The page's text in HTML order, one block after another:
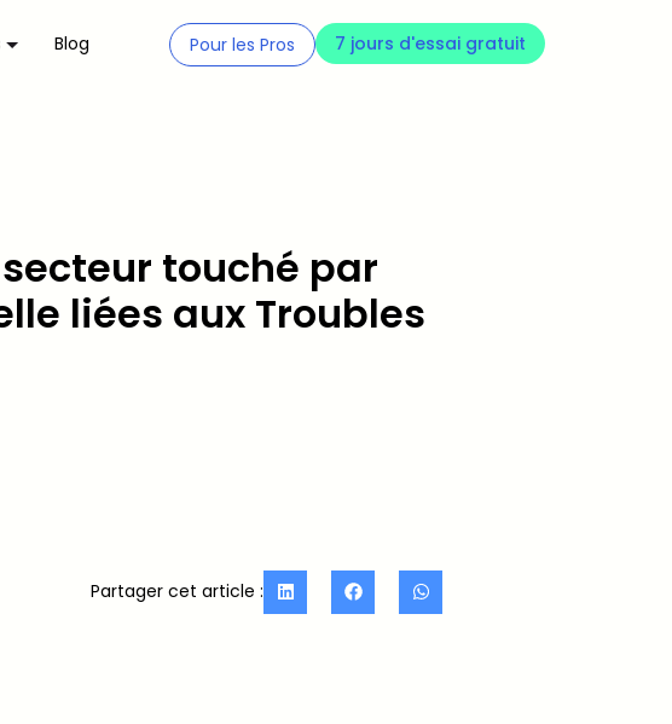
Blog Pour les Pros 7 jours d'essai gratuit
touché par
liées aux Troubles
Partager cet article :